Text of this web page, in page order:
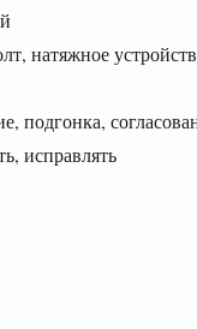
натяжное
подгонка,
исправлять